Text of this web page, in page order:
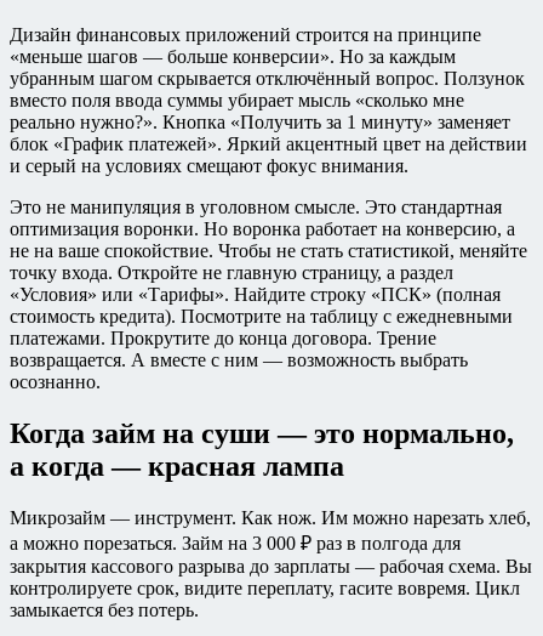
Дизайн финансовых приложений строится на принципе
«меньше шагов — больше конверсии». Но за каждым
убранным шагом скрывается отключённый вопрос. Ползунок
вместо поля ввода суммы убирает мысль «сколько мне
реально нужно?». Кнопка «Получить за 1 минуту» заменяет
блок «График платежей». Яркий акцентный цвет на действии
и серый на условиях смещают фокус внимания.
Это не манипуляция в уголовном смысле. Это стандартная
оптимизация воронки. Но воронка работает на конверсию, а
не на ваше спокойствие. Чтобы не стать статистикой, меняйте
точку входа. Откройте не главную страницу, а раздел
«Условия» или «Тарифы». Найдите строку «ПСК» (полная
стоимость кредита). Посмотрите на таблицу с ежедневными
платежами. Прокрутите до конца договора. Трение
возвращается. А вместе с ним — возможность выбрать
осознанно.
Когда займ на суши — это нормально,
а когда — красная лампа
Микрозайм — инструмент. Как нож. Им можно нарезать хлеб,
а можно порезаться. Займ на 3 000 ₽ раз в полгода для
закрытия кассового разрыва до зарплаты — рабочая схема. Вы
контролируете срок, видите переплату, гасите вовремя. Цикл
замыкается без потерь.